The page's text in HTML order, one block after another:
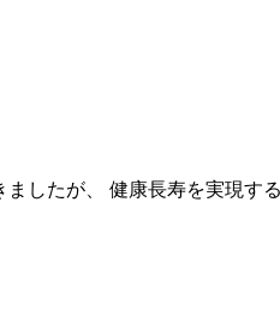
したが、 健康長寿を実現